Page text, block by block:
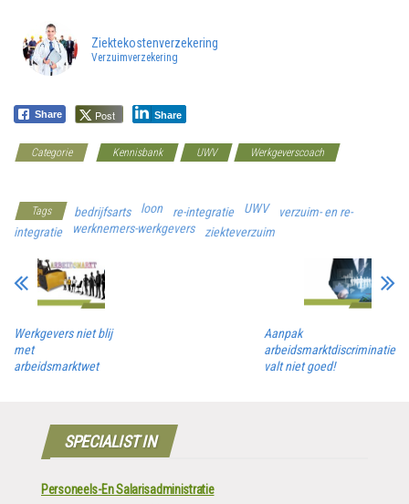
Ziektekostenverzekering
Verzuimverzekering
Share Post Share
Categorie Kennisbank UWV
Werkgeverscoach
Tags bedrijfsarts loon re-integratie UWV
verzuim- en re-
integratie
werknemers-werkgevers ziekteverzuim
Werkgevers niet blij
met
arbeidsmarktwet
Aanpak
arbeidsmarktdiscriminatie
valt niet goed!
SPECIALIST IN
Personeels-En Salarisadministratie